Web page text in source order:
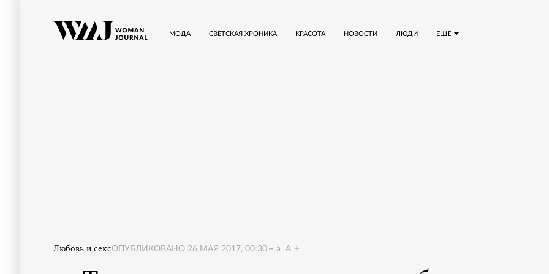
ЕЩЁ
МОДА СВЕТСКАЯ ХРОНИКА КРАСОТА НОВОСТИ ЛЮДИ
Любовь и сексОПУБЛИКОВАНО 26 МАЯ 2017, 00:30 a A